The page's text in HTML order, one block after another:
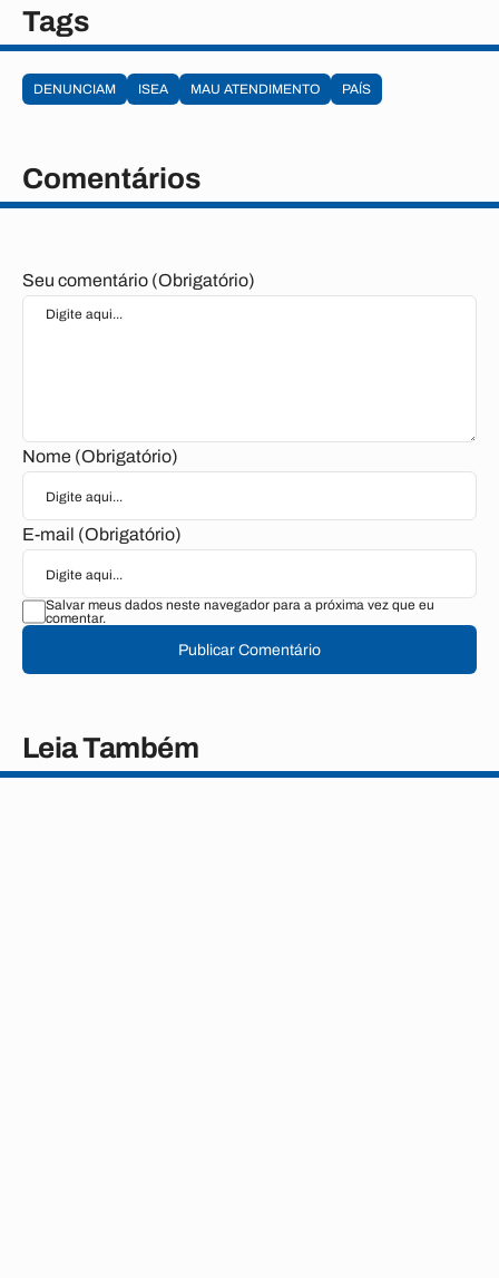
Tags
DENUNCIAM ISEA MAU ATENDIMENTO PAÍS
Comentários
Seu comentário (Obrigatório)
Nome (Obrigatório)
E-mail (Obrigatório)
Salvar meus dados neste navegador para a próxima vez que eu
comentar.
Publicar Comentário
Leia Também